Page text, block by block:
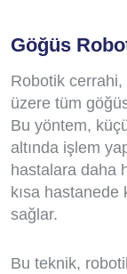
Göğüs
Robotik
üzere tüm
Bu yöntem,
altında işlem
hastalara daha
kısa
sağlar.
Bu teknik,